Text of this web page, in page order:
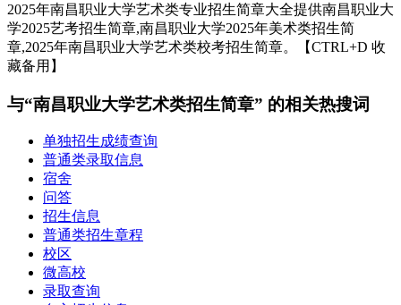
2025年南昌职业大学艺术类专业招生简章大全提供南昌职业大
学2025艺考招生简章,南昌职业大学2025年美术类招生简
章,2025年南昌职业大学艺术类校考招生简章。【CTRL+D 收
藏备用】
与“南昌职业大学艺术类招生简章” 的相关热搜词
单独招生成绩查询
普通类录取信息
宿舍
问答
招生信息
普通类招生章程
校区
微高校
录取查询